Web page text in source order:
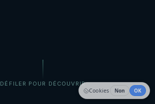
DÉFILER POUR DÉCOUVRIR
Cookies Non OK